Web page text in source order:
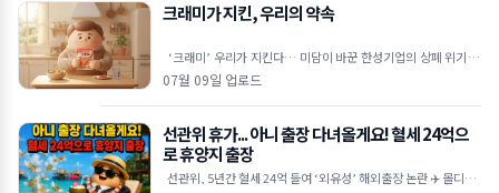
크래미가 지킨, 우리의 약속
‘크래미’ 우리가 지킨다… 미담이 바꾼 한성기업의 상폐 위기 극
복 🦀상장폐지 시가총액 기준이 300억 원으로 강화
07월 09일 업로드
선관위 휴가... 아니 출장 다녀올게요! 혈세 24억으
로 휴양지 출장